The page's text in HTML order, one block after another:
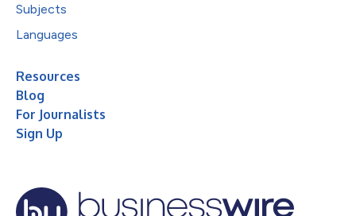
Subjects
Languages
Resources
Blog
For Journalists
Sign Up